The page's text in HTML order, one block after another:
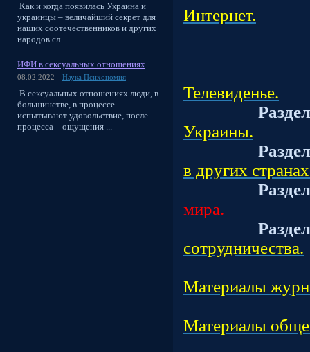
Как и когда появилась Украина и
украинцы – величайший секрет для
наших соотечественников и других
народов сл...
ИФИ в сексуальных отношениях
08.02.2022 Наука Психономия
В сексуальных отношениях люди, в
большинстве, в процессе
испытывают удовольствие, после
процесса – ощущения ...
Интернет.
Телевиденье.
Раздел
Украины.
Раздел
в других
Раздел
мира.
Раздел
сотрудничества.
Материалы
Материалы